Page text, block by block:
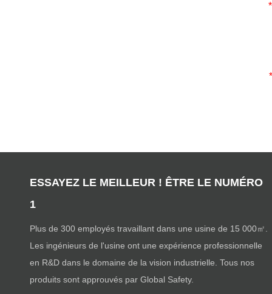
ESSAYEZ LE MEILLEUR ! ÊTRE LE NUMÉRO
1
Plus de 300 employés travaillant dans une usine de 15 000㎡.
Les ingénieurs de l'usine ont une expérience professionnelle
en R&D dans le domaine de la vision industrielle. Tous nos
produits sont approuvés par Global Safety.